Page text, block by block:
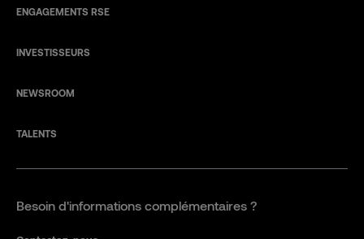
ENGAGEMENTS RSE
INVESTISSEURS
NEWSROOM
TALENTS
Besoin d'informations complémentaires ?